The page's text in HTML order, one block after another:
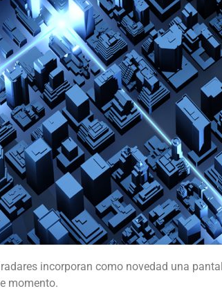
incorporan como novedad una
momento.